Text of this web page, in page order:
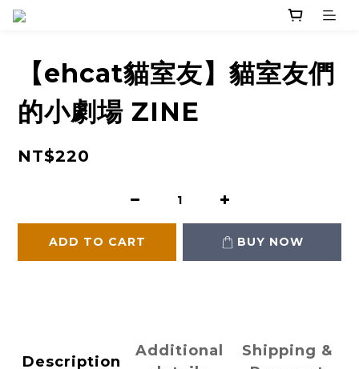
【ehcat貓室友】貓室友們
的小劇場 ZINE
NT$220
ADD TO CART BUY NOW
Description
Additional
Shipping &